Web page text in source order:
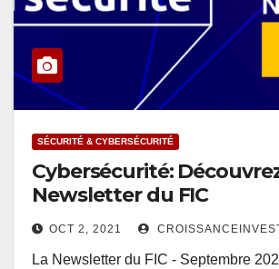
SÉCURITÉ & CYBERSÉCURITÉ
Cybersécurité:
Newsletter du FIC
OCT 2, 2021
La Newsletter du FIC - Septembre